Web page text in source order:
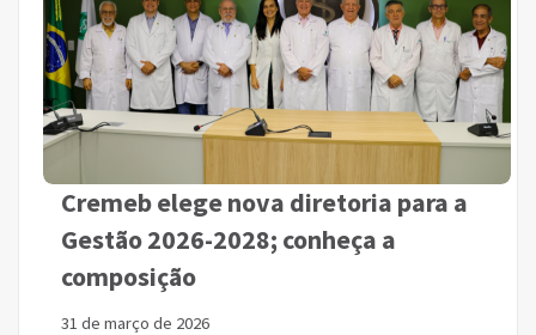
Cremeb elege nova diretoria para a
Gestão 2026-2028; conheça a
composição
31 de março de 2026